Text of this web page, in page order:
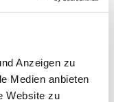
Anzeigen zu
Medien anbieten
Website zu